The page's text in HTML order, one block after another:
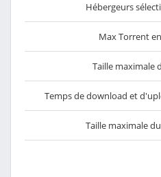
Hébergeurs
Max Torrent
Taille maximale
Temps de download et
Taille maximale